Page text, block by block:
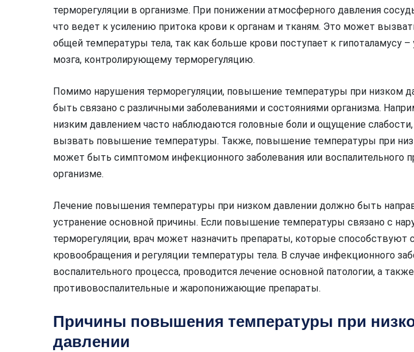
терморегуляции в организме. При понижении атмосферного давления
что ведет к усилению притока крови к органам и тканям. Это может
общей температуры тела, так как больше крови поступает к гипоталамусу –
мозга, контролирующему терморегуляцию.
Помимо нарушения терморегуляции, повышение температуры при низком
быть связано с различными заболеваниями и состояниями организма.
низким давлением часто наблюдаются головные боли и ощущение
вызвать повышение температуры. Также, повышение температуры при
может быть симптомом инфекционного заболевания или воспалительного
организме.
Лечение повышения температуры при низком давлении должно быть
устранение основной причины. Если повышение температуры связано с
терморегуляции, врач может назначить препараты, которые способствуют
кровообращения и регуляции температуры тела. В случае инфекционного
воспалительного процесса, проводится лечение основной патологии, а
противовоспалительные и жаропонижающие препараты.
Причины повышения температуры при
давлении